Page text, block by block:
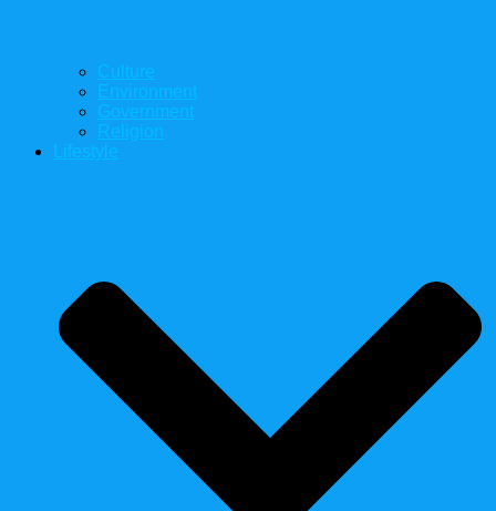
Culture
Environment
Government
Religion
Lifestyle